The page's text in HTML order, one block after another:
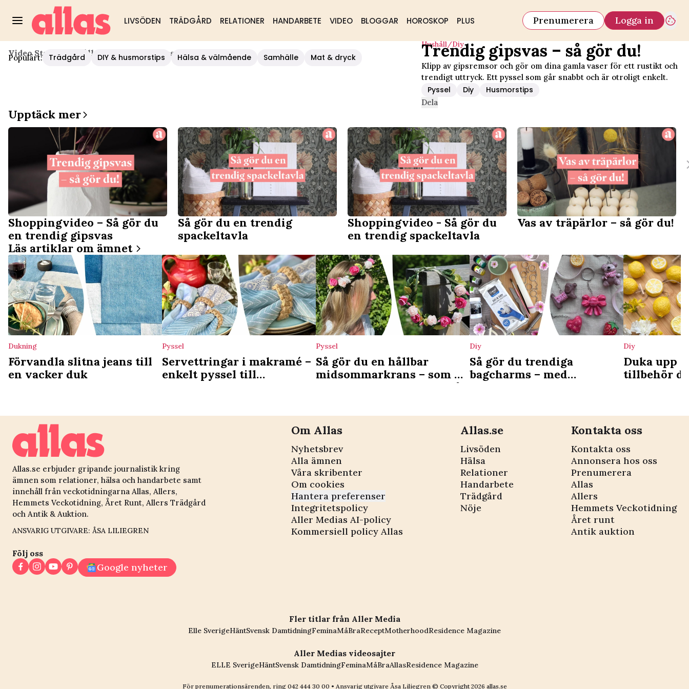
LIVSÖDEN TRÄDGÅRD RELATIONER HANDARBETE VIDEO BLOGGAR HOROSKOP PLUS Prenumerera Logga in
Populärt: Trädgård DIY & husmorstips Hälsa & välmående Samhälle Mat & dryck
Video Start / Hushåll/diy/Trendig Gipsvas – Så Gör Du!
Hushåll/diy
Trendig gipsvas – så gör du!
Klipp av gipsremsor och gör om dina gamla vaser för ett rustikt och
trendigt uttryck. Ett pyssel som går snabbt och är otroligt enkelt.
Pyssel Diy Husmorstips
Dela
Upptäck mer
Shoppingvideo – Så gör du
en trendig gipsvas
Så gör du en trendig
spackeltavla
Shoppingvideo - Så gör du
en trendig spackeltavla
Vas av träpärlor – så gör du!
Läs artiklar om ämnet
Dukning
Förvandla slitna jeans till
en vacker duk
Pyssel
Servettringar i makramé –
enkelt pyssel till
Pyssel
Så gör du en hållbar
midsommarkrans – som du
kan använda även nästa år
Diy
Så gör du trendiga
bagcharms – med
Diy
Duka upp
tillbehör
Allas.se erbjuder gripande journalistik kring
ämnen som relationer, hälsa och handarbete samt
innehåll från veckotidningarna Allas, Allers,
Hemmets Veckotidning, Året Runt, Allers Trädgård
och Antik & Auktion.
ANSVARIG UTGIVARE: ÅSA LILIEGREN
Följ oss
Google nyheter
Om Allas
Nyhetsbrev
Alla ämnen
Våra skribenter
Om cookies
Hantera preferenser
Integritetspolicy
Aller Medias AI-policy
Kommersiell policy Allas
Allas.se
Livsöden
Hälsa
Relationer
Handarbete
Trädgård
Nöje
Kontakta oss
Kontakta oss
Annonsera hos oss
Prenumerera
Allas
Allers
Hemmets Veckotidning
Året runt
Antik auktion
Fler titlar från Aller Media
Elle SverigeHäntSvensk DamtidningFeminaMåBraReceptMotherhoodResidence Magazine
Aller Medias videosajter
ELLE SverigeHäntSvensk DamtidningFeminaMåBraAllasResidence Magazine
För prenumerationsärenden, ring 042 444 30 00 • Ansvarig utgivare Åsa Liliegren © Copyright2026 allas.se